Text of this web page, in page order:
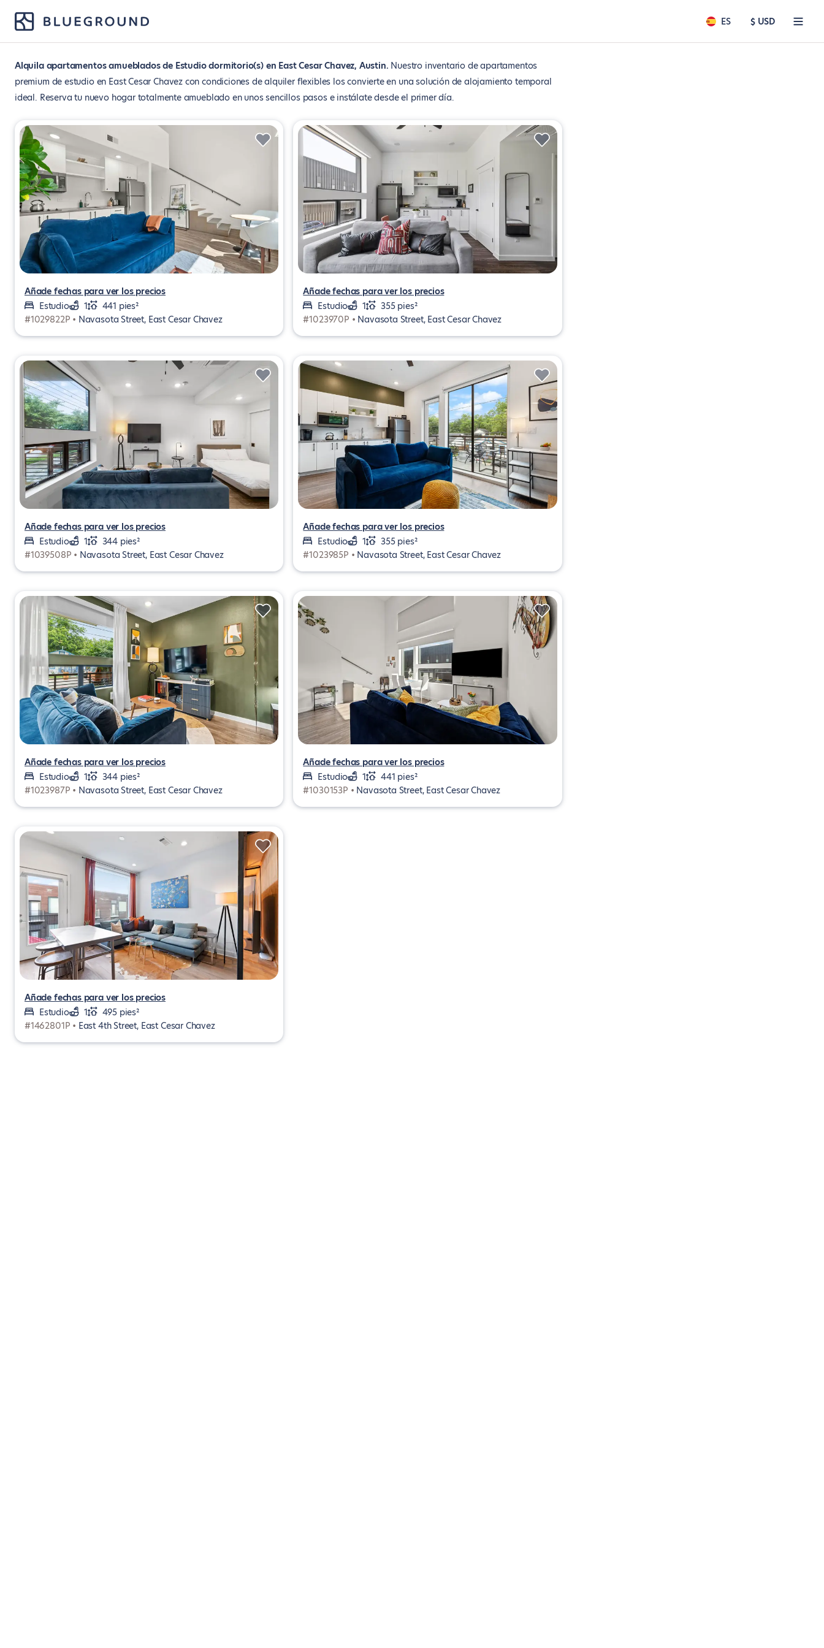
ES $ USD
Alquila apartamentos amueblados de Estudio dormitorio(s) en East Cesar Chavez, Austin Nuestro inventario de apartamentos
premium de estudio en East Cesar Chavez con condiciones de alquiler flexibles los convierte en una solución de alojamiento temporal
ideal. Reserva tu nuevo hogar totalmente amueblado en unos sencillos pasos e instálate desde el primer día.
Añade fechas para ver los precios
Estudio
1
441 pies²
#1029822P • Navasota Street, East Cesar Chavez
Añade fechas para ver los precios
Estudio
1
355 pies²
#1023970P • Navasota Street, East Cesar Chavez
Añade fechas para ver los precios
Estudio
1
344 pies²
#1039508P • Navasota Street, East Cesar Chavez
Añade fechas para ver los precios
Estudio
1
355 pies²
#1023985P • Navasota Street, East Cesar Chavez
Añade fechas para ver los precios
Estudio
1
344 pies²
#1023987P • Navasota Street, East Cesar Chavez
Añade fechas para ver los precios
Estudio
1
441 pies²
#1030153P • Navasota Street, East Cesar Chavez
Añade fechas para ver los precios
Estudio
1
495 pies²
#1462801P • East 4th Street, East Cesar Chavez